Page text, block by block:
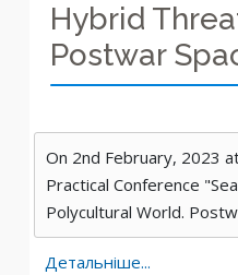
Hybrid
Postwar
On 2nd February, 2023
Practical Conference
Polycultural World.
Детальніше...